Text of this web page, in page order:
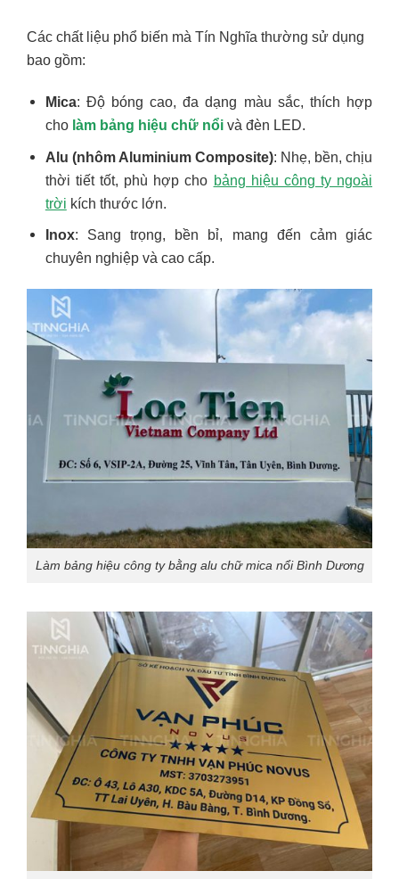
Các chất liệu phổ biến mà Tín Nghĩa thường sử dụng
bao gồm:
Mica: Độ bóng cao, đa dạng màu sắc, thích hợp
cho làm bảng hiệu chữ nổivà đèn LED.
Alu (nhôm Aluminium Composite): Nhẹ, bền, chịu
thời tiết tốt, phù hợp cho bảng hiệu công ty ngoài
trời kích thước lớn.
Inox: Sang trọng, bền bỉ, mang đến cảm giác
chuyên nghiệp và cao cấp.
Làm bảng hiệu công ty bằng alu chữ mica nổi Bình Dương